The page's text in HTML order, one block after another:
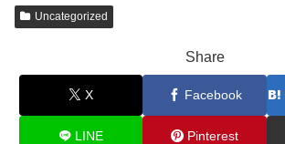
Uncategorized
Share
X Facebook
LINE Pinterest